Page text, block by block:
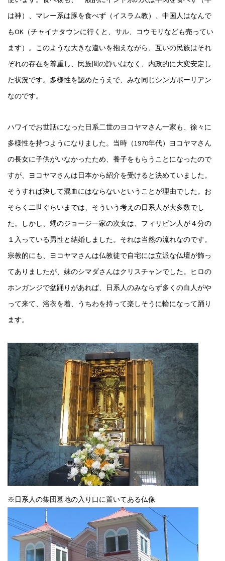
は神）、マレー系は豚を食べず（イスラム教）、中国人はなんで
もOK（チャイナタウンに行くと、サル、コウモリなども売ってい
ます）。このような大きな違いを抱えながら、互いの民族はそれ
ぞれの存在を尊重し、民族間の諍いはなく、内政的に大変安定し
た状況です。多様性を認めたうえで、みな同じシンガポーリアン
なのです。
ハワイでお世話になった日系二世のヨコヤマさん一家も、徐々に
多様性を持つようになりました。当時（1970年代）ヨコヤマさん
の長女に子供がいなかったため、養子をもらうことになったので
すが、ヨコヤマさんは日本から紹介を受けると決めていました。
そうすれば決して混血にはならないということが理由でした。お
そらく二世ぐらいまでは、そういう考えの日系人が大多数でし
た。しかし、甥のジョージ一家の次女は、フィリピン人が４分の
１入っている男性と結婚しました。それは当然の流れなのです。
宗教的にも、ヨコヤマさんは仏教徒で自宅には立派な仏壇が飾っ
てありましたが、妹のシマダさんはクリスチャンでした。ヒロの
ホンガンジで盆踊りがあれば、日系人のみならず多くの白人がや
って来て、浴衣を着、うちわを持って楽しそうに輪になって踊り
ます。
※日系人の集団墓地の入り口に置いてある仏像